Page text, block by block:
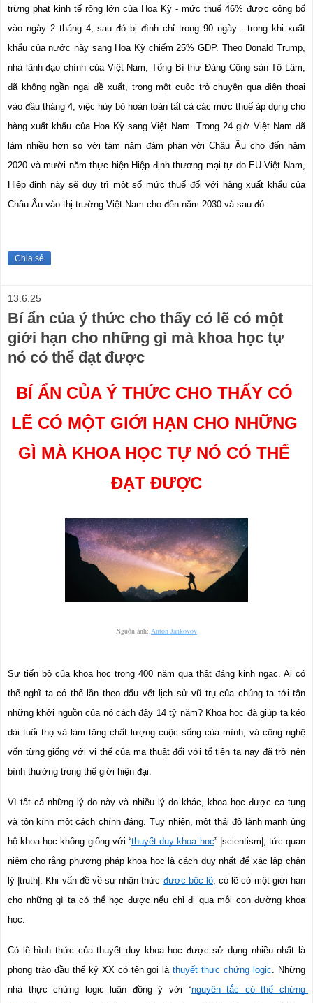
trừng phạt kinh tế rộng lớn của Hoa Kỳ - mức thuế 46% được công bố
vào ngày 2 tháng 4, sau đó bị đình chỉ trong 90 ngày - trong khi xuất
khẩu của nước này sang Hoa Kỳ chiếm 25% GDP. Theo Donald Trump,
nhà lãnh đạo chính của Việt Nam, Tổng Bí thư Đảng Cộng sản Tô Lâm,
đã không ngần ngại đề xuất, trong một cuộc trò chuyện qua điện thoại
vào đầu tháng 4, việc hủy bỏ hoàn toàn tất cả các mức thuế áp dụng cho
hàng xuất khẩu của Hoa Kỳ sang Việt Nam. Trong 24 giờ Việt Nam đã
làm nhiều hơn so với tám năm đàm phán với Châu Âu cho đến năm
2020 và mười năm thực hiện Hiệp định thương mại tự do EU-Việt Nam,
Hiệp định này sẽ duy trì một số mức thuế đối với hàng xuất khẩu của
Châu Âu vào thị trường Việt Nam cho đến năm 2030 và sau đó.
Chia sẻ
13.6.25
Bí ẩn của ý thức cho thấy có lẽ có một
giới hạn cho những gì mà khoa học tự
nó có thể đạt được
BÍ ẨN CỦA Ý THỨC CHO THẤY CÓ
LẼ CÓ MỘT GIỚI HẠN CHO NHỮNG
GÌ MÀ KHOA HỌC TỰ NÓ CÓ THỂ
ĐẠT ĐƯỢC
Nguồn ảnh: Anton Jankovoy
Sự tiến bộ của khoa học trong 400 năm qua thật đáng kinh ngạc. Ai có
thể nghĩ ta có thể lần theo dấu vết lịch sử vũ trụ của chúng ta tới tận
những khởi nguồn của nó cách đây 14 tỷ năm? Khoa học đã giúp ta kéo
dài tuổi thọ và làm tăng chất lượng cuộc sống của mình, và công nghệ
vốn từng giống với vị thế của ma thuật đối với tổ tiên ta nay đã trở nên
bình thường trong thế giới hiện đại.
Vì tất cả những lý do này và nhiều lý do khác, khoa học được ca tụng
và tôn kính một cách chính đáng. Tuy nhiên, một thái độ lành mạnh ủng
hộ khoa học không giống với “thuyết duy khoa học” |scientism|, tức quan
niệm cho rằng phương pháp khoa học là cách duy nhất để xác lập chân
lý |truth|. Khi vấn đề về sự nhận thức được bộc lộ, có lẽ có một giới hạn
cho những gì ta có thể học được nếu chỉ đi qua mỗi con đường khoa
học.
Có lẽ hình thức của thuyết duy khoa học được sử dụng nhiều nhất là
phong trào đầu thế kỷ XX có tên gọi là thuyết thực chứng logic. Những
nhà thực chứng logic luận đồng ý với “nguyên tắc có thể chứng